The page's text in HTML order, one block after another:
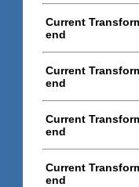
Current
end
Current
end
Current
end
Current
end